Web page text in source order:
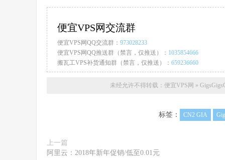
便宜VPS网交流群
便宜VPS网QQ交流群： 973028233
便宜VPS网QQ推送群（禁言，仅推送）： 1035854666
搬瓦工VPS补货通知群（禁言，仅推送）： 659236660
未经允许不得转载： 便宜VPS网 »
标签： CN2 GIA
上一篇
阿里云：2018年新年促销/低至0.01元